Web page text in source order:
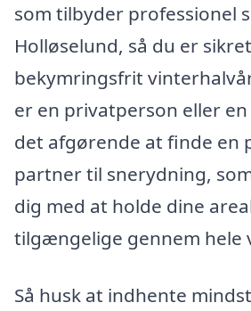
som tilbyder professionel
Holløselund, så du er
bekymringsfrit
er en privatperson eller
det afgørende at finde en
partner til snerydning,
dig med at holde dine
tilgængelige gennem hele
Så husk at indhente